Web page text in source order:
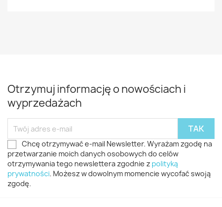
Otrzymuj informację o nowościach i
wyprzedażach
Chcę otrzymywać e-mail Newsletter. Wyrażam zgodę na
przetwarzanie moich danych osobowych do celów
otrzymywania tego newslettera zgodnie z polityką
prywatności. Możesz w dowolnym momencie wycofać swoją
zgodę.